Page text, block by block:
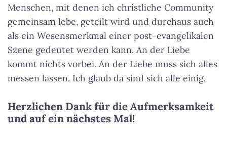
Menschen, mit denen ich christliche Community
gemeinsam lebe, geteilt wird und durchaus auch
als ein Wesensmerkmal einer post-evangelikalen
Szene gedeutet werden kann. An der Liebe
kommt nichts vorbei. An der Liebe muss sich alles
messen lassen. Ich glaub da sind sich alle einig.
Herzlichen Dank für die Aufmerksamkeit
und auf ein nächstes Mal!